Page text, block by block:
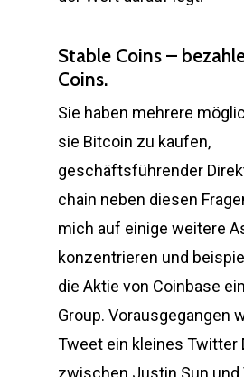
Stable Coins –
Coins.
Sie haben mehrere
sie Bitcoin zu kaufen,
geschäftsführender
chain neben diesen
mich auf einige weitere
konzentrieren und
die Aktie von Coinbase
Group. Vorausgegangen
Tweet ein kleines Twitter
zwischen Justin Sun und